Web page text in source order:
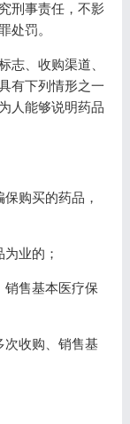
刑事责任，不影
处罚。
志、收购渠道、
有下列情形之一
人能够说明药品
购买的药品，
业的；
销售基本医疗保
次收购、销售基